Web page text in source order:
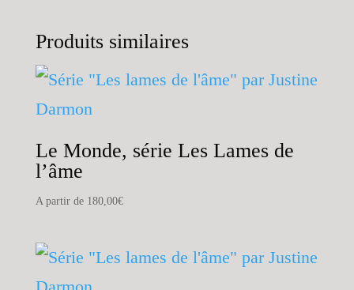
Produits similaires
Le Monde, série Les Lames de
l’âme
A partir de 180,00€